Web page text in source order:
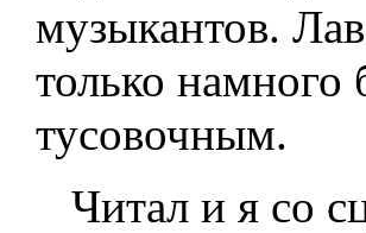
музыкантов.
только
тусовочным.
Читал и я со